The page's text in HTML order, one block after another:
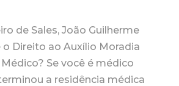
de Sales, João Guilherme
o Direito ao Auxílio Moradia
Se você é médico
a residência médica